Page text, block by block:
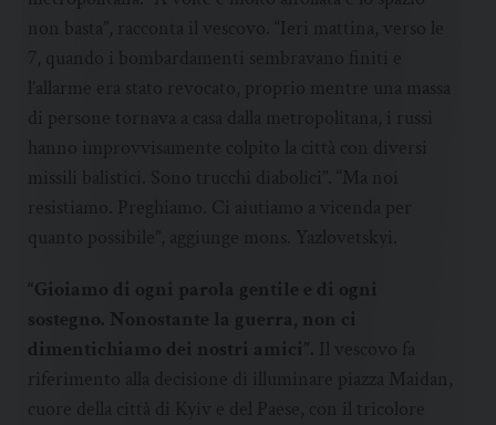
7, quando i bombardamenti sembravano finiti e
l’allarme era stato revocato, proprio mentre una massa
di persone tornava a casa dalla metropolitana, i russi
hanno improvvisamente colpito la città con diversi
missili balistici. Sono trucchi diabolici”. “Ma noi
resistiamo. Preghiamo. Ci aiutiamo a vicenda per
quanto possibile”, aggiunge mons. Yazlovetskyi.
“Gioiamo di ogni parola gentile e di ogni
sostegno. Nonostante la guerra, non ci
dimentichiamo dei nostri amici”.
riferimento alla decisione di illuminare piazza Maidan,
cuore della città di Kyiv e del Paese, con il tricolore